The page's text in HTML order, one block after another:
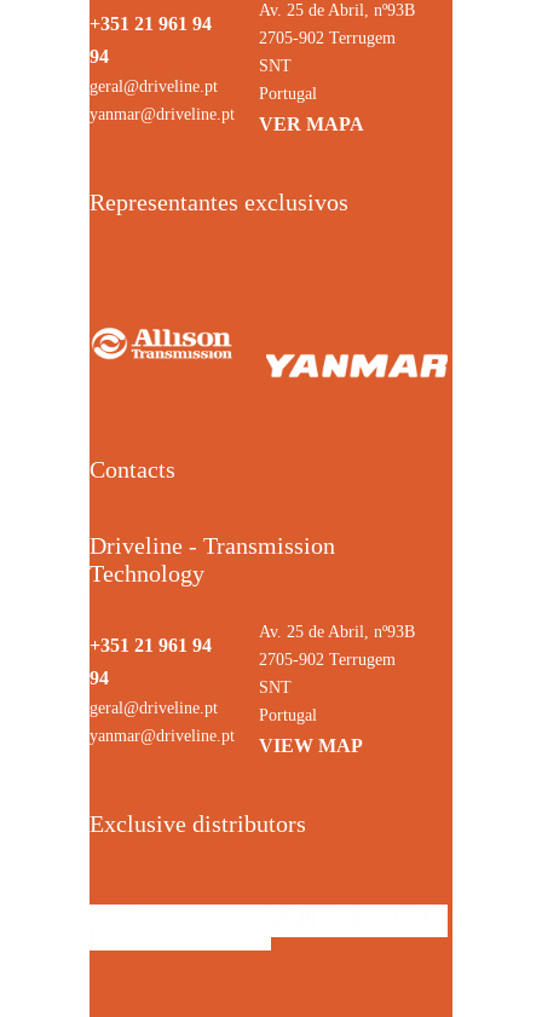
+351 21 961 94
94
geral@driveline.pt
yanmar@driveline.pt
Av. 25 de Abril, nº93B
2705-902 Terrugem
SNT
Portugal
VER MAPA
Representantes exclusivos
Contacts
Driveline - Transmission
Technology
+351 21 961 94
94
geral@driveline.pt
yanmar@driveline.pt
Av. 25 de Abril, nº93B
2705-902 Terrugem
SNT
Portugal
VIEW MAP
Exclusive distributors